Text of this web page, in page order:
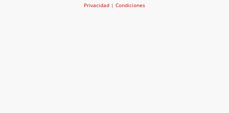
Privacidad | Condiciones